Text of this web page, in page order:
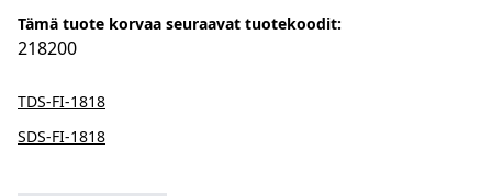
Tämä tuote korvaa seuraavat tuotekoodit:
218200
TDS-FI-1818
SDS-FI-1818